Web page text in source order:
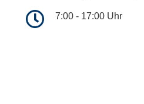
7:00 - 17:00 Uhr